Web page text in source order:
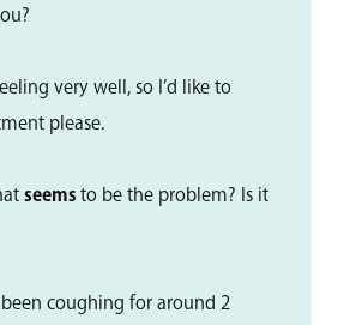
very well, so I’d like to
please.
seemsto be the problem? Is it
been coughing for around 2